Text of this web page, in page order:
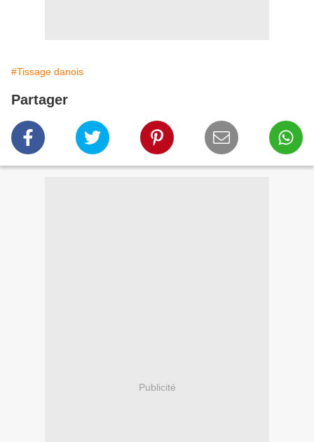
#Tissage danois
Partager
Publicité